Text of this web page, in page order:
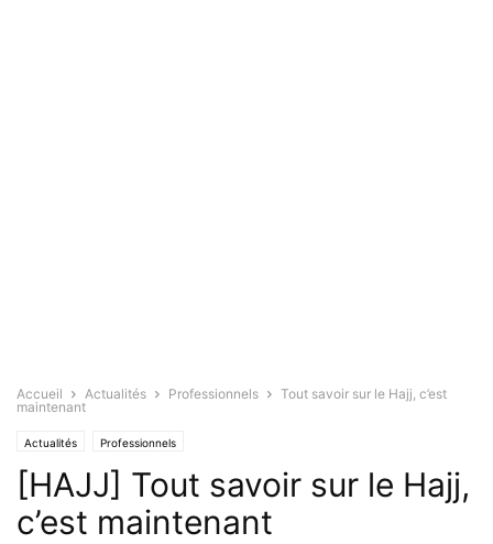
Accueil Actualités Professionnels
Tout savoir sur le Hajj, c’est
maintenant
Actualités Professionnels
[HAJJ] Tout savoir sur le Hajj,
c’est maintenant